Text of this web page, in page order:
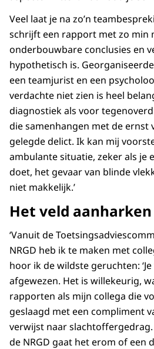
Veel laat je na zo’n
schrijft een rapport met zo min
onderbouwbare conclusies en
hypothetisch is.
een teamjurist en een
verdachte niet zien is heel
diagnostiek als voor
die samenhangen met de ernst
gelegde delict. Ik kan mij
ambulante situatie, zeker als je
doet, het gevaar van blinde
niet makkelijk.’
Het veld aanharken
‘Vanuit de
NRGD heb ik te maken met
hoor ik de wildste geruchten:
afgewezen. Het is willekeurig,
rapporten als mijn collega die
geslaagd met een compliment
verwijst naar
de NRGD gaat het erom of een